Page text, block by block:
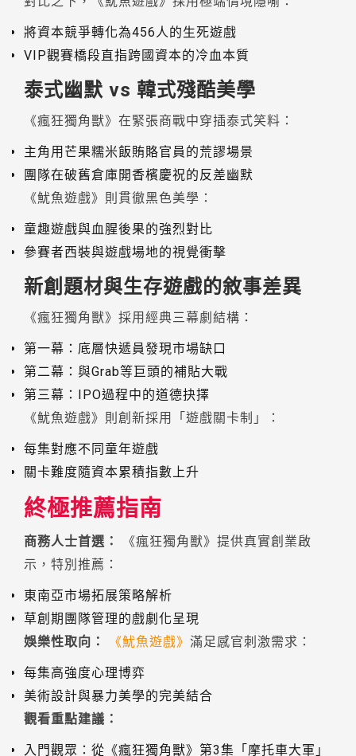
將資本競爭轉化為456人的生死遊戲
VIP觀賽橋段直指跨國資本的冷血本質
泰式幽默 vs 韓式殘酷美學
《瘋狂獨角獸》在緊張商戰中穿插泰式笑料：
主角用芒果糯米飯賄賂官員的荒謬場景
團隊在破舊倉庫開香檳慶祝的反差幽默
《魷魚遊戲》則貫徹黑色美學：
童趣遊戲與血腥後果的強烈對比
參賽者西裝與遊戲場地的視覺衝擊
新創題材與生存遊戲的敘事差異
《瘋狂獨角獸》採用經典三幕劇結構：
第一幕：底層快遞員發現市場缺口
第二幕：與Grab等巨頭的補貼大戰
第三幕：IPO過程中的道德抉擇
《魷魚遊戲》則創新採用「遊戲關卡制」：
每集對應不同童年遊戲
關卡難度隨資本累積指數上升
終極推薦指南
商務人士首選：
《瘋狂獨角獸》提供真實創業啟
示，特別推薦：
東南亞市場拓展策略解析
草創期團隊管理的戲劇化呈現
娛樂性取向：
《魷魚遊戲》 滿足感官刺激需求：
每集高強度心理博弈
美術設計與暴力美學的完美結合
觀看重點建議：
入門觀眾：從《瘋狂獨角獸》第3集「摩托車大軍」